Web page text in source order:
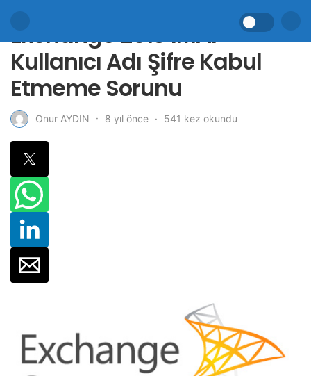
Exchange 2013 IMAP
Kullanıcı Adı Şifre Kabul
Etmeme Sorunu
Onur AYDIN 8 yıl önce 541 kez okundu